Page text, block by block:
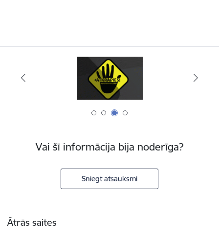
Vai šī informācija bija noderīga?
Sniegt atsauksmi
Ātrās saites